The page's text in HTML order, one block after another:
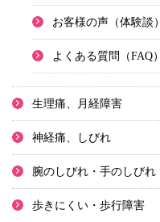
お客様の声（体験談）
よくある質問（FAQ）
生理痛、月経障害
神経痛、しびれ
腕のしびれ・手のしびれ
歩きにくい・歩行障害